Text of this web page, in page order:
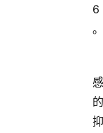
6
。
感
的
抑